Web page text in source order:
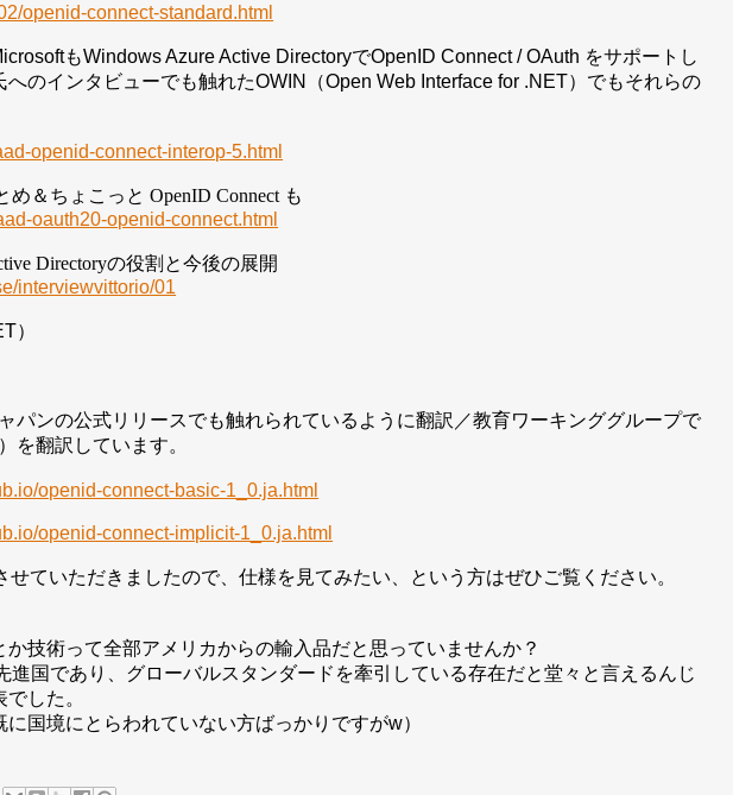
openid-connect-standard.html
もWindows Azure Active DirectoryでOpenID Connect / OAuth をサポートし
のインタビューでも触れたOWIN（Open Web Interface for .NET）でもそれらの
openid-connect-interop-5.html
め＆ちょこっと OpenID Connect も
oauth20-openid-connect.html
Directoryの役割と今後の展開
interviewvittorio/01
）
パンの公式リリースでも触れられているように翻訳／教育ワーキンググループで
を翻訳しています。
openid-connect-basic-1_0.ja.html
openid-connect-implicit-1_0.ja.html
ていただきましたので、仕様を見てみたい、という方はぜひご覧ください。
技術って全部アメリカからの輸入品だと思っていませんか？
進国であり、グローバルスタンダードを牽引している存在だと堂々と言えるんじ
した。
国境にとらわれていない方ばっかりですがw）